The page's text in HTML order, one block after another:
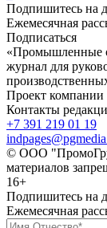
Подпишитесь на
Ежемесячная
Подписаться
«Промышленные
журнал для
Проект компании
Контакты
+7 391 219 01 19
© ООО
материалов
16+
Подпишитесь на
Ежемесячная